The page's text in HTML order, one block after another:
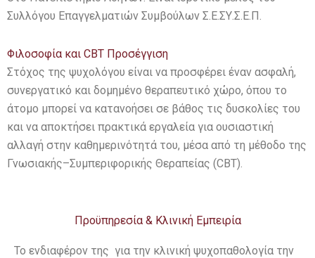
Συλλόγου Επαγγελματιών Συμβούλων Σ.Ε.ΣΥ.Σ.Ε.Π.
Φιλοσοφία και CBT Προσέγγιση
Στόχος της ψυχολόγου είναι να προσφέρει έναν ασφαλή,
συνεργατικό και δομημένο θεραπευτικό χώρο, όπου το
άτομο μπορεί να κατανοήσει σε βάθος τις δυσκολίες του
και να αποκτήσει πρακτικά εργαλεία για ουσιαστική
αλλαγή στην καθημερινότητά του, μέσα από τη μέθοδο της
Γνωσιακής–Συμπεριφορικής Θεραπείας (CBT).
Προϋπηρεσία & Κλινική Εμπειρία
Το ενδιαφέρον της για την κλινική ψυχοπαθολογία την